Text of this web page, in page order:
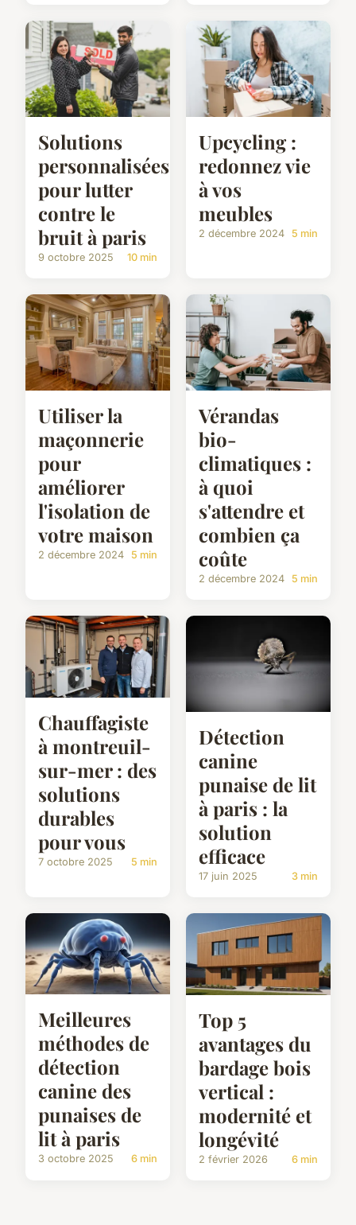
Solutions
personnalisées
pour lutter
contre le
bruit à paris
9 octobre 2025 10 min
Upcycling :
redonnez vie
à vos
meubles
2 décembre 2024 5 min
Utiliser la
maçonnerie
pour
améliorer
l'isolation de
votre maison
2 décembre 2024 5 min
Vérandas
bio-
climatiques :
à quoi
s'attendre et
combien ça
coûte
2 décembre 2024 5 min
Chauffagiste
à montreuil-
sur-mer : des
solutions
durables
pour vous
7 octobre 2025 5 min
Détection
canine
punaise de lit
à paris : la
solution
efficace
17 juin 2025 3 min
Meilleures
méthodes de
détection
canine des
punaises de
lit à paris
3 octobre 2025 6 min
Top 5
avantages du
bardage bois
vertical :
modernité et
longévité
2 février 2026 6 min